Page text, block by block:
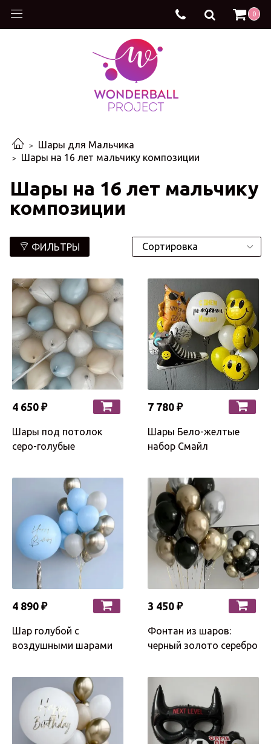
0
Шары для Мальчика
Шары на 16 лет мальчику композиции
Шары на 16 лет мальчику
композиции
ФИЛЬТРЫ
4 650 ₽
Шары под потолок
серо-голубые
7 780 ₽
Шары Бело-желтые
набор Смайл
4 890 ₽
Шар голубой с
воздушными шарами
3 450 ₽
Фонтан из шаров:
черный золото серебро